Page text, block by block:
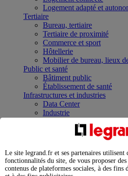
Logement adapté et
Tertiaire
Bureau, tertiaire
Tertiaire de proximité
Commerce et sport
Hôtellerie
Mobilier de bureau, lieux
Public et santé
Bâtiment public
Établissement de santé
Infrastructures et industries
Data Center
Industrie
Infrastructures
Contrôler et planifier le
Répartir et optimiser son
Legrand Data Center
expertises au service de vos
Le site legrand.fr et ses partenaires utilisent
fonctionnalités du site, de vous proposer
contenus de plateformes sociales, à des fins